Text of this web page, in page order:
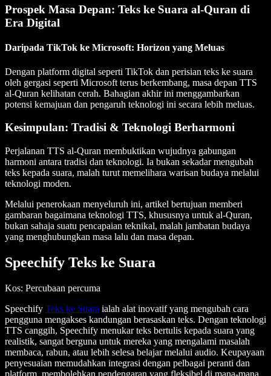
Prospek Masa Depan: Teks ke Suara al-Quran di
Era Digital
Daripada TikTok ke Microsoft: Horizon yang Meluas
Dengan platform digital seperti TikTok dan perisian teks ke suara
oleh gergasi seperti Microsoft terus berkembang, masa depan TTS
al-Quran kelihatan cerah. Bahagian akhir ini menggambarkan
potensi kemajuan dan pengaruh teknologi ini secara lebih meluas.
Kesimpulan: Tradisi & Teknologi Berharmoni
Perjalanan TTS al-Quran membuktikan wujudnya gabungan
harmoni antara tradisi dan teknologi. Ia bukan sekadar mengubah
teks kepada suara, malah turut memelihara warisan budaya melalui
teknologi moden.
Melalui penerokaan menyeluruh ini, artikel bertujuan memberi
gambaran bagaimana teknologi TTS, khususnya untuk al-Quran,
bukan sahaja suatu pencapaian teknikal, malah jambatan budaya
yang menghubungkan masa lalu dan masa depan.
Speechify Teks ke Suara
Kos: Percubaan percuma
Speechify Teks ke Suara ialah alat inovatif yang mengubah cara
pengguna mengakses kandungan berasaskan teks. Dengan teknologi
TTS canggih, Speechify menukar teks bertulis kepada suara yang
realistik, sangat berguna untuk mereka yang mengalami masalah
membaca, rabun, atau lebih selesa belajar melalui audio. Keupayaan
penyesuaian memudahkan integrasi dengan pelbagai peranti dan
platform, membolehkan pendengaran yang fleksibel di mana-mana.